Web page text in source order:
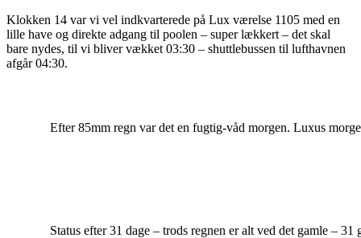
Klokken 14 var vi vel indkvarterede på Lux værelse 1105 med en
lille have og direkte adgang til poolen – super lækkert – det skal
bare nydes, til vi bliver vækket 03:30 – shuttlebussen til lufthavnen
afgår 04:30.
Efter 85mm regn var det en fugtig-våd morgen. Luxus
Status efter 31 dage – trods regnen er alt ved det gamle – 31